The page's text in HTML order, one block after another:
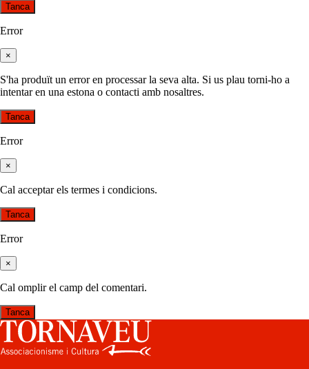
Tanca
Error
×
S'ha produït un error en processar la seva alta. Si us plau torni-ho a
intentar en una estona o contacti amb nosaltres.
Tanca
Error
×
Cal acceptar els termes i condicions.
Tanca
Error
×
Cal omplir el camp del comentari.
Tanca